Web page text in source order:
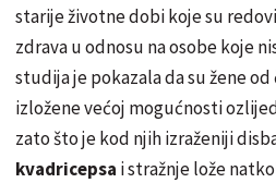
starije životne dobi koje su
zdrava u odnosu na osobe koje
studija je pokazala da su žene
izložene većoj mogućnosti
zato što je kod njih izraženiji
kvadricepsa i stražnje lože